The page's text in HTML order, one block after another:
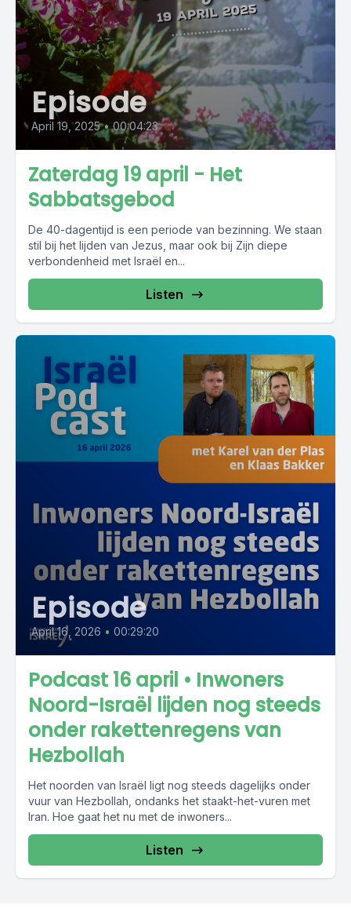
Episode
April 19, 2025 • 00:04:23
Zaterdag 19 april - Het
Sabbatsgebod
De 40-dagentijd is een periode van bezinning. We staan
stil bij het lijden van Jezus, maar ook bij Zijn diepe
verbondenheid met Israël en...
Listen
Episode
April 16, 2026 • 00:29:20
Podcast 16 april • Inwoners
Noord-Israël lijden nog steeds
onder rakettenregens van
Hezbollah
Het noorden van Israël ligt nog steeds dagelijks onder
vuur van Hezbollah, ondanks het staakt-het-vuren met
Iran. Hoe gaat het nu met de inwoners...
Listen